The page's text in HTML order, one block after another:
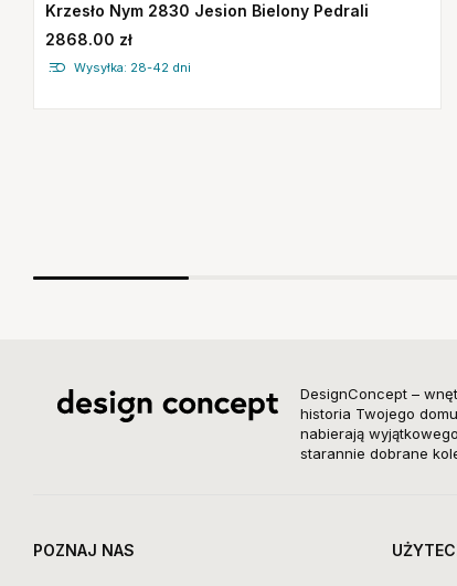
Krzesło Nym 2830 Jesion Bielony Pedrali
2868.00 zł
Wysyłka: 28-42 dni
DesignConcept –
historia Twojego
nabierają
starannie dobrane
POZNAJ NAS